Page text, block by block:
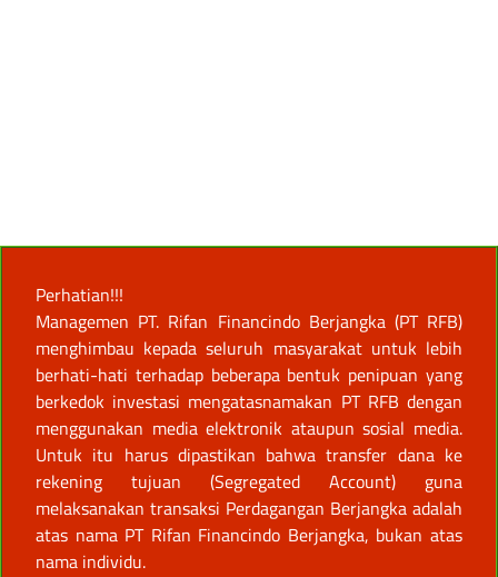
Perhatian!!!
Managemen PT. Rifan Financindo Berjangka (PT RFB)
menghimbau kepada seluruh masyarakat untuk lebih
berhati-hati terhadap beberapa bentuk penipuan yang
berkedok investasi mengatasnamakan PT RFB dengan
menggunakan media elektronik ataupun sosial media.
Untuk itu harus dipastikan bahwa transfer dana ke
rekening tujuan (Segregated Account) guna
melaksanakan transaksi Perdagangan Berjangka adalah
atas nama PT Rifan Financindo Berjangka, bukan atas
nama individu.